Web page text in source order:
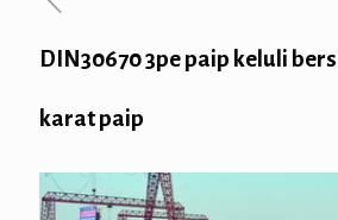
DIN30670 3pe paip keluli
karat paip